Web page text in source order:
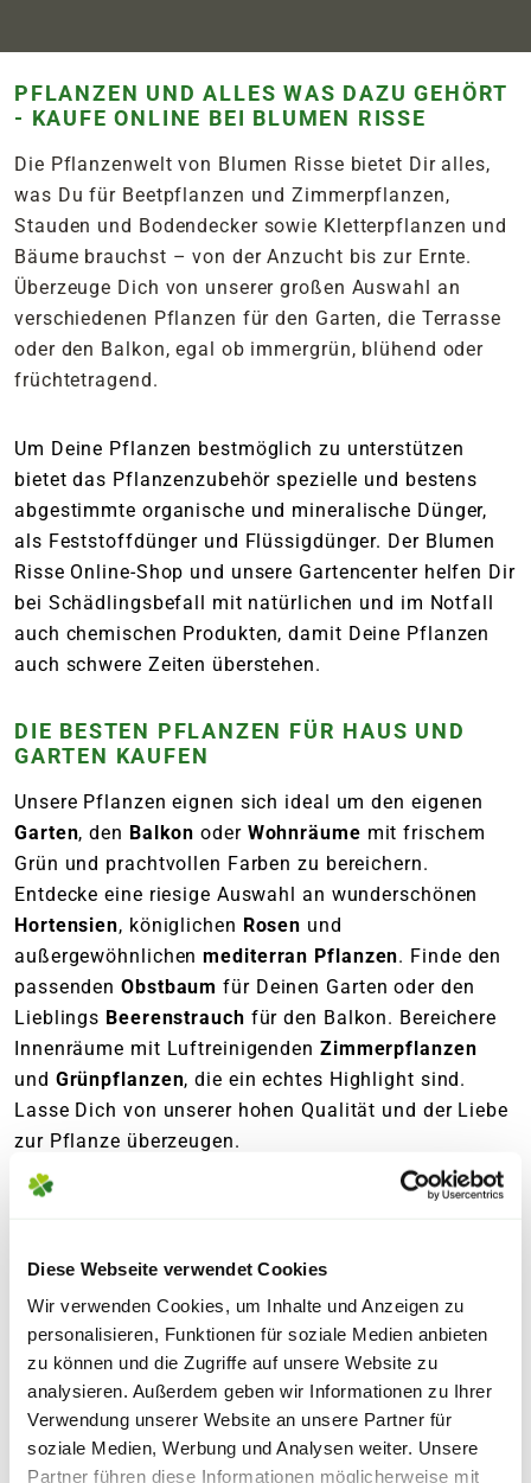
Diese Webseite verwendet Cookies
Wir verwenden Cookies, um Inhalte und Anzeigen zu
personalisieren, Funktionen für soziale Medien anbieten
zu können und die Zugriffe auf unsere Website zu
analysieren. Außerdem geben wir Informationen zu Ihrer
Verwendung unserer Website an unsere Partner für
soziale Medien, Werbung und Analysen weiter. Unsere
Partner führen diese Informationen möglicherweise mit
PFLANZEN UND ALLES WAS DAZU GEHÖRT
- KAUFE ONLINE BEI BLUMEN RISSE
Die Pflanzenwelt von Blumen Risse bietet Dir alles,
was Du für Beetpflanzen und Zimmerpflanzen,
Stauden und Bodendecker sowie Kletterpflanzen und
Bäume brauchst – von der Anzucht bis zur Ernte.
Überzeuge Dich von unserer großen Auswahl an
verschiedenen Pflanzen für den Garten, die Terrasse
oder den Balkon, egal ob immergrün, blühend oder
früchtetragend.
Um Deine Pflanzen bestmöglich zu unterstützen
bietet das Pflanzenzubehör spezielle und bestens
abgestimmte organische und mineralische Dünger,
als Feststoffdünger und Flüssigdünger. Der Blumen
Risse Online-Shop und unsere Gartencenter helfen Dir
bei Schädlingsbefall mit natürlichen und im Notfall
auch chemischen Produkten, damit Deine Pflanzen
auch schwere Zeiten überstehen.
DIE BESTEN PFLANZEN FÜR HAUS UND
GARTEN KAUFEN
Unsere Pflanzen eignen sich ideal um den eigenen
Garten, den Balkonoder Wohnräume mit frischem
Grün und prachtvollen Farben zu bereichern.
Entdecke eine riesige Auswahl an wunderschönen
Hortensien, königlichen Rosen und
außergewöhnlichenmediterran Pflanzen. Finde den
passendenObstbaumfür Deinen Garten oder den
Lieblings Beerenstrauch für den Balkon. Bereichere
Innenräume mit Luftreinigenden Zimmerpflanzen
und Grünpflanzen, die ein echtes Highlight sind.
Lasse Dich von unserer hohen Qualität und der Liebe
zur Pflanze überzeugen.
PFLANZEN IN BESTER QUALITÄT KAUFEN
nur hochwertige Pflanzen erfreuen Dich viele Jahre
lang. In unseren Filialen und online warten daher nur
bestens ausgewählte Produkte auf Dich, welche
unseren hohen Qualitätsstandards entsprechen. Die
Pflanzen gelangen auf dem kürzesten Weg an unsere
Standorte, damit Du immer frische Ware erhältst.